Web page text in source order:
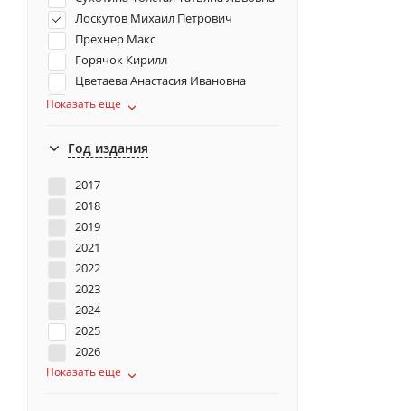
Лоскутов Михаил Петрович
Прехнер Макс
Горячок Кирилл
Цветаева Анастасия Ивановна
Ястржембский Сергей
Кобеляцкий Александр Валерьевич
Показать еще
Год издания
2017
2018
2019
2021
2022
2023
2024
2025
2026
Показать еще